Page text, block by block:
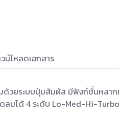
น์โหลดเอกสาร
ด้วยระบบปุ่มสัมผัส มีฟังก์ชั่นห
ลมได้ 4 ระดับ Lo-Med-Hi-